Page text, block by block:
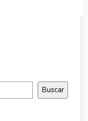
Buscar